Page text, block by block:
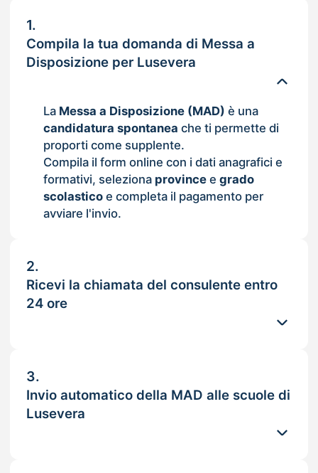
1.
Compila la tua domanda di Messa a
Disposizione per Lusevera
La Messa a Disposizione (MAD) è una
candidatura spontanea che ti permette di
proporti come supplente.
Compila il form online con i dati anagrafici e
formativi, seleziona provincee grado
scolasticoe completa il pagamento per
avviare l'invio.
2.
Ricevi la chiamata del consulente entro
24 ore
3.
Invio automatico della MAD alle scuole di
Lusevera